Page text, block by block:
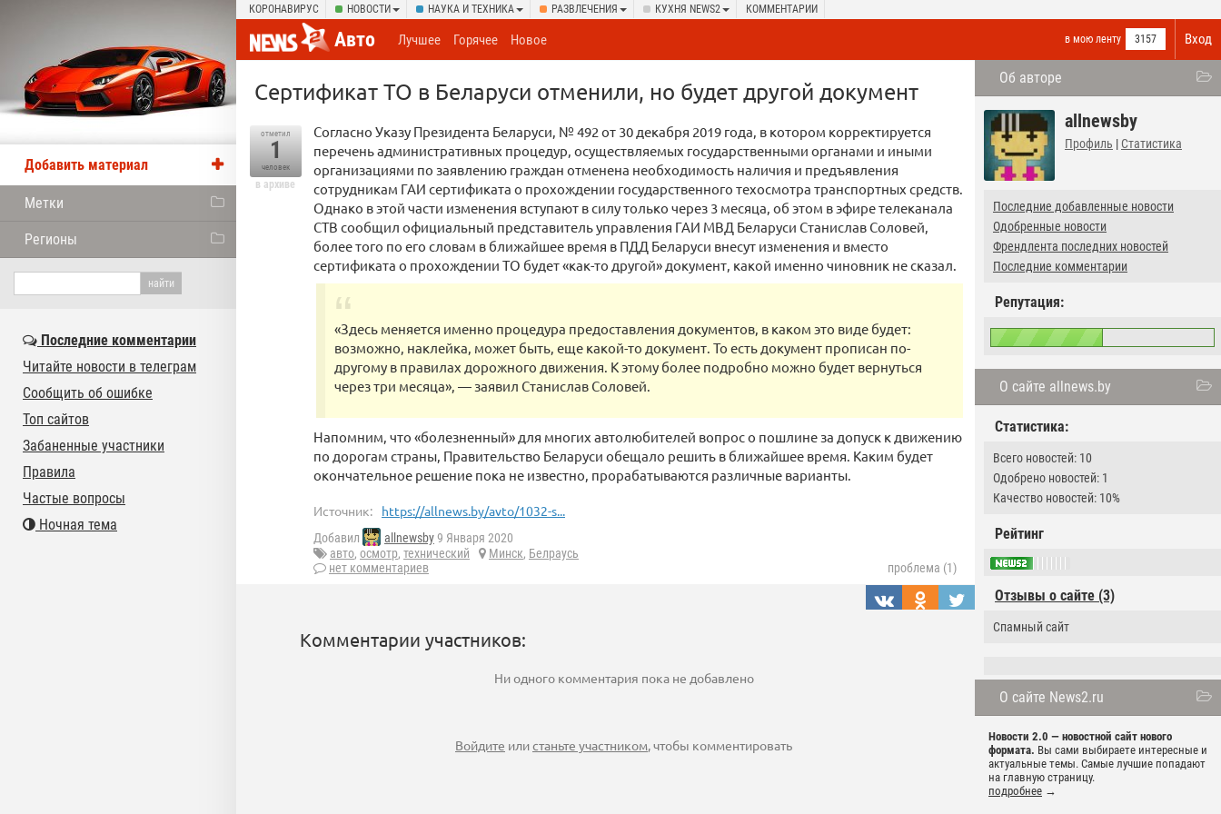
КОРОНАВИРУС НОВОСТИ НАУКА И ТЕХНИКА РАЗВЛЕЧЕНИЯ КУХНЯ NEWS2 КОММЕНТАРИИ
Вход
Авто в мою ленту 3157
Лучшее Горячее Новое
Об авторе
allnewsby
Профиль | Статистика
Последние добавленные новости
Одобренные новости
Френдлента последних новостей
Последние комментарии
Репутация:
О сайте allnews.by
Статистика:
Всего новостей: 10
Одобрено новостей: 1
Качество новостей: 10%
Рейтинг
Отзывы о сайте (3)
Спамный сайт
О сайте News2.ru
Новости 2.0 — новостной сайт нового
формата. Вы сами выбираете интересные и
актуальные темы. Самые лучшие попадают
на главную страницу.
подробнее →
Сертификат ТО в Беларуси отменили, но будет другой документ
отметил
1
человек
в архиве
Согласно Указу Президента Беларуси, № 492 от 30 декабря 2019 года, в котором корректируется
перечень административных процедур, осуществляемых государственными органами и иными
организациями по заявлению граждан отменена необходимость наличия и предъявления
сотрудникам ГАИ сертификата о прохождении государственного техосмотра транспортных средств.
Однако в этой части изменения вступают в силу только через 3 месяца, об этом в эфире телеканала
СТВ сообщил официальный представитель управления ГАИ МВД Беларуси Станислав Соловей,
более того по его словам в ближайшее время в ПДД Беларуси внесут изменения и вместо
сертификата о прохождении ТО будет «как-то другой» документ, какой именно чиновник не сказал.
«Здесь меняется именно процедура предоставления документов, в каком это виде будет:
возможно, наклейка, может быть, еще какой-то документ. То есть документ прописан по-
другому в правилах дорожного движения. К этому более подробно можно будет вернуться
через три месяца», — заявил Станислав Соловей.
Напомним, что «болезненный» для многих автолюбителей вопрос о пошлине за допуск к движению
по дорогам страны, Правительство Беларуси обещало решить в ближайшее время. Каким будет
окончательное решение пока не известно, прорабатываются различные варианты.
Источник: https://allnews.by/avto/1032-s...
Добавил allnewsby9 Января 2020
авто, осмотр, технический Минск, Белраусь
нет комментариев
проблема (1)
Комментарии участников:
Ни одного комментария пока не добавлено
Войдите илистаньте участником, чтобы комментировать
Добавить материал
Метки
Регионы
Последние комментарии
Читайте новости в телеграм
Сообщить об ошибке
Топ сайтов
Забаненные участники
Правила
Частые вопросы
Ночная тема